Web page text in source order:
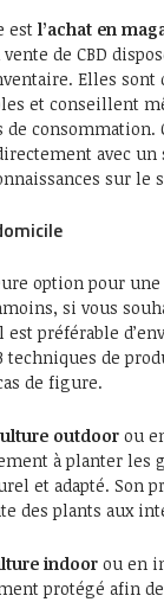
est l’achat en
de CBD
Elles sont
et conseillent
de consommation.
avec un
sur le
option pour
si vous
préférable
de
de figure.
outdoor ou
à planter les
et adapté. Son
des plants aux
indoor ou en
protégé afin